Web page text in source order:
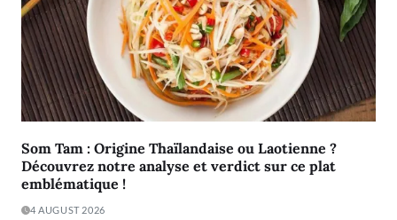
Som Tam : Origine Thaïlandaise ou Laotienne ?
Découvrez notre analyse et verdict sur ce plat
emblématique !
4 AUGUST 2026